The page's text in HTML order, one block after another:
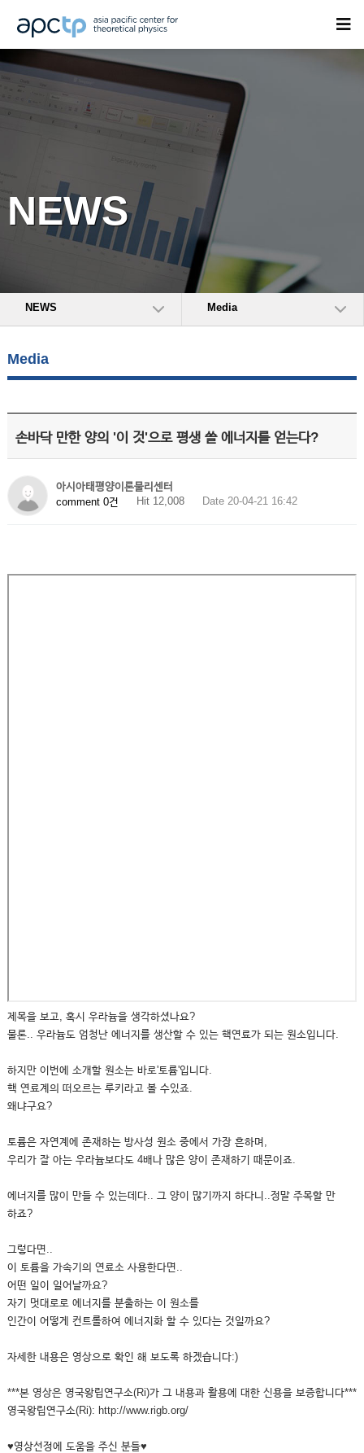
NEWS
NEWS Media
Media
손바닥 만한 양의 '이 것'으로 평생 쓸 에너지를 얻는다?
아시아태평양이론물리센터
comment 0건
Hit 12,008 Date 20-04-21 16:42
제목을 보고, 혹시 우라늄을 생각하셨나요?
물론.. 우라늄도 엄청난 에너지를 생산할 수 있는 핵연료가 되는 원소입니다.
하지만 이번에 소개할 원소는 바로'토륨'입니다.
핵 연료계의 떠오르는 루키라고 볼 수있죠.
왜냐구요?
토륨은 자연계에 존재하는 방사성 원소 중에서 가장 흔하며,
우리가 잘 아는 우라늄보다도 4배나 많은 양이 존재하기 때문이죠.
에너지를 많이 만들 수 있는데다.. 그 양이 많기까지 하다니..정말 주목할 만
하죠?
그렇다면..
이 토륨을 가속기의 연료소 사용한다면..
어떤 일이 일어날까요?
자기 멋대로로 에너지를 분출하는 이 원소를
인간이 어떻게 컨트롤하여 에너지화 할 수 있다는 것일까요?
자세한 내용은 영상으로 확인 해 보도록 하겠습니다:)
***본 영상은 영국왕립연구소(Ri)가 그 내용과 활용에 대한 신용을 보증합니다***
영국왕립연구소(Ri): http://www.rigb.org/
♥영상선정에 도움을 주신 분들♥